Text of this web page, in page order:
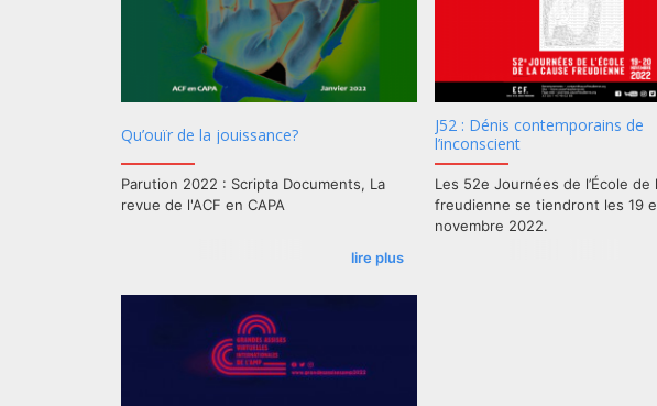
Qu’ouïr de la jouissance?
Parution 2022 : Scripta Documents, La
revue de l'ACF en CAPA
lire plus
J52 : Dénis contemporains de
l’inconscient
Les 52e Journées de l’École de
freudienne se tiendront les 19
novembre 2022.